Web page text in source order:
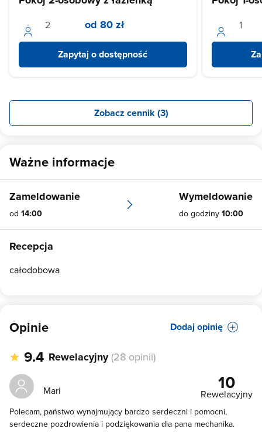
od 80 zł
Zapytaj o dostępność
Zobacz cennik (3)
Ważne informacje
Zameldowanie
od 14:00
Wymeldowanie
do godziny 10:00
Recepcja
całodobowa
Opinie Dodaj opinię
9.4 Rewelacyjny (28 opinii)
Mari 10
Rewelacyjny
Polecam, państwo wynajmujący bardzo serdeczni i pomocni,
serdeczne pozdrowienia i podziękowania dla pana mechanika.